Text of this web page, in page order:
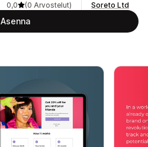
0,0
(0 Arvostelut)
Soreto Ltd
Asenna